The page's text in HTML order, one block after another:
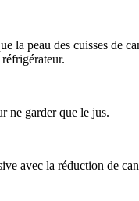
la peau des cuisses
ne garder que le jus.
avec la réduction de